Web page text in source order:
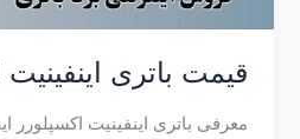
قیمت باتری اینفینیت
معرفی باتری اینفینیت اکسپلورر